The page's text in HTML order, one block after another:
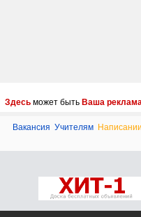
Здесь может быть Ваша
Вакансия Учителям Написании